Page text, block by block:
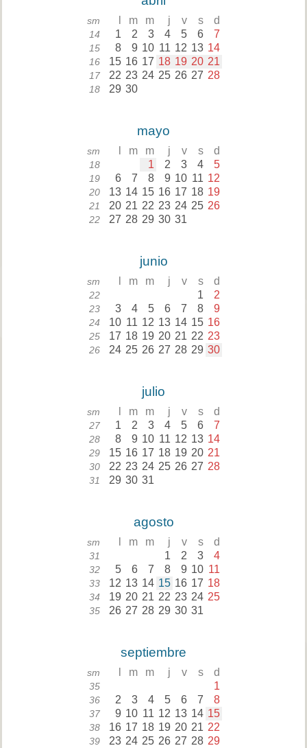
sm m m j v s d
14 1 2 3 4 5 6 7
15 8 9 10 11 12 13 14
16 15 16 17 18 19 20 21
17 22 23 24 25 26 27 28
18 29 30
mayo
sm m m j v s d
18 1 2 3 4 5
19 6 7 8 9 10 11 12
20 13 14 15 16 17 18 19
21 20 21 22 23 24 25 26
22 27 28 29 30 31
junio
sm m m j v s d
22 1 2
23 3 4 5 6 7 8 9
24 10 11 12 13 14 15 16
25 17 18 19 20 21 22 23
26 24 25 26 27 28 29 30
julio
sm m m j v s d
27 1 2 3 4 5 6 7
28 8 9 10 11 12 13 14
29 15 16 17 18 19 20 21
30 22 23 24 25 26 27 28
31 29 30 31
agosto
sm m m j v s d
31 1 2 3 4
32 5 6 7 8 9 10 11
33 12 13 14 15 16 17 18
34 19 20 21 22 23 24 25
35 26 27 28 29 30 31
septiembre
sm m m j v s d
35 1
36 2 3 4 5 6 7 8
37 9 10 11 12 13 14 15
38 16 17 18 19 20 21 22
39 23 24 25 26 27 28 29